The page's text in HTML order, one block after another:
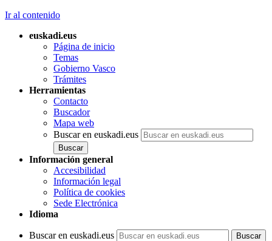
Ir al contenido
euskadi.eus
Página de inicio
Temas
Gobierno Vasco
Trámites
Herramientas
Contacto
Buscador
Mapa web
Buscar en euskadi.eus
Información general
Accesibilidad
Información legal
Política de cookies
Sede Electrónica
Idioma
Buscar en euskadi.eus